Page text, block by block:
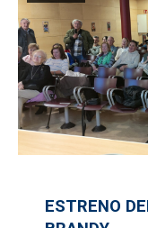
ESTRENO